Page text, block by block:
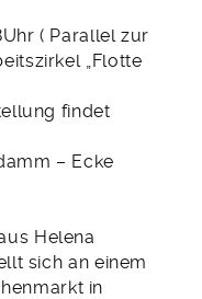
( Parallel zur
„Flotte
findet
– Ecke
Helena
sich an einem
in